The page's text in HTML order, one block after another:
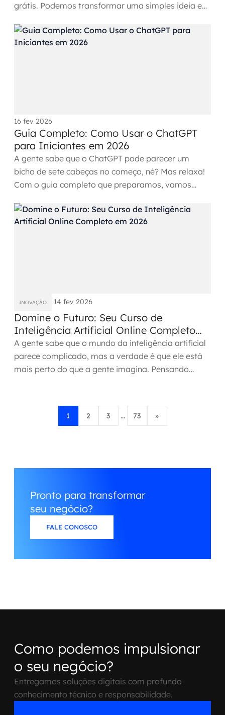
grátis. Podemos transformar uma simples ideia em
16 fev 2026
Guia Completo: Como Usar o ChatGPT
para Iniciantes em 2026
A gente sabe que o ChatGPT pode parecer um
bicho de sete cabeças no começo, né? Mas relaxa!
Com o guia completo que preparamos, vamos
INOVAÇÃO 14 fev 2026
Domine o Futuro: Seu Curso de
Inteligência Artificial Online Completo
em 2026
A gente sabe que o mundo da inteligência artificial
parece complicado, mas a verdade é que ele está
mais perto do que a gente imagina. Pensando
1 2 3 ... 73 »
Pronto para transformar
seu negócio?
FALE CONOSCO
Como podemos impulsionar
o seu negócio?
Entregamos soluções digitais com profundo
conhecimento técnico e responsabilidade.